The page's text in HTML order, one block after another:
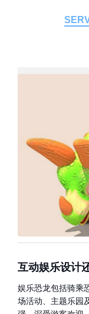
互动娱乐设计
娱乐恐龙包括骑乘
场活动、主题乐园